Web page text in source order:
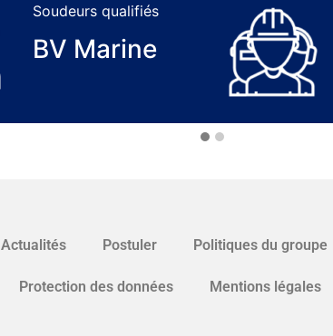
Soudeurs qualifiés
BV Marine
Actualités Postuler Politiques du groupe
Protection des données Mentions légales